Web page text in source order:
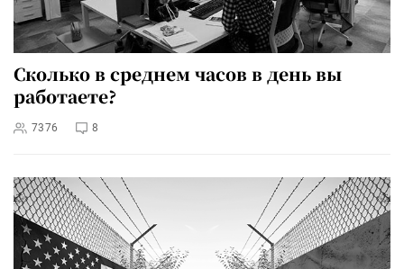
Сколько в среднем часов в день вы
работаете?
7376 8